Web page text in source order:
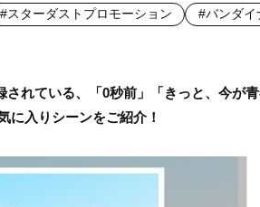
#スターダストプロモーション #バンダイ
れている、「0秒前」「きっと、今が
に入りシーンをご紹介！